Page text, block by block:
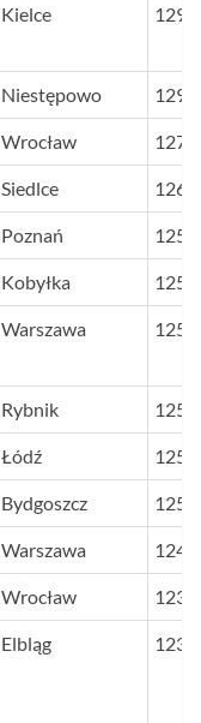
Kielce 1290
Niestępowo 1290
Wrocław 1275
Siedlce 1267
Poznań 1258
Kobyłka 1258
Warszawa 1257
Rybnik 1255
Łódź 1253
Bydgoszcz 1250
Warszawa 1244
Wrocław 1239
Elbląg 1234